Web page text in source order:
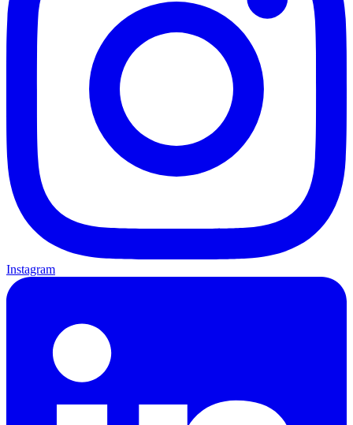
Instagram